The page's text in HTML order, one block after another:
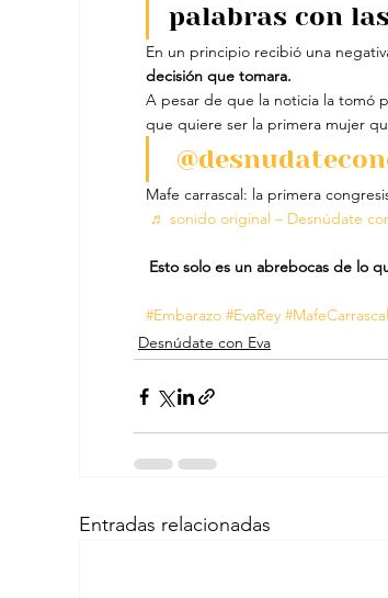
palabras con
En un principio recibió una
decisión que tomara.
A pesar de que la noticia la tomó
que quiere ser la primera mujer
Mafe carrascal: la primera
♬ sonido original – Desnúdate
Esto solo es un abrebocas de lo
#Embarazo #EvaRey #MafeCarrascal
Desnúdate con Eva
Entradas relacionadas